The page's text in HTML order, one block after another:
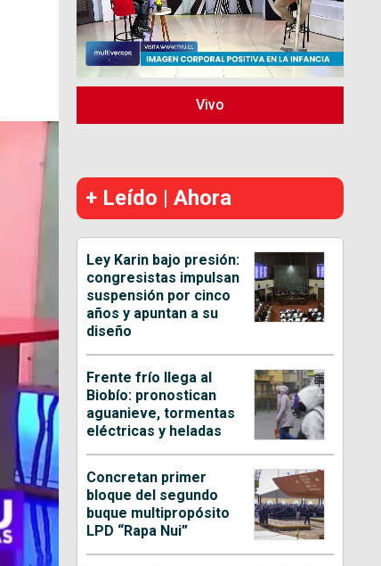
Vivo
+ Leído | Ahora
Ley Karin bajo presión:
congresistas impulsan
suspensión por cinco
años y apuntan a su
diseño
Frente frío llega al
Biobío: pronostican
aguanieve, tormentas
eléctricas y heladas
Concretan primer
bloque del segundo
buque multipropósito
LPD “Rapa Nui”